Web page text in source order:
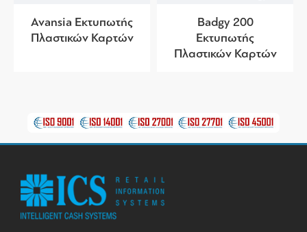
Avansia Εκτυπωτής
Πλαστικών Καρτών
Badgy 200
Εκτυπωτής
Πλαστικών Καρτών